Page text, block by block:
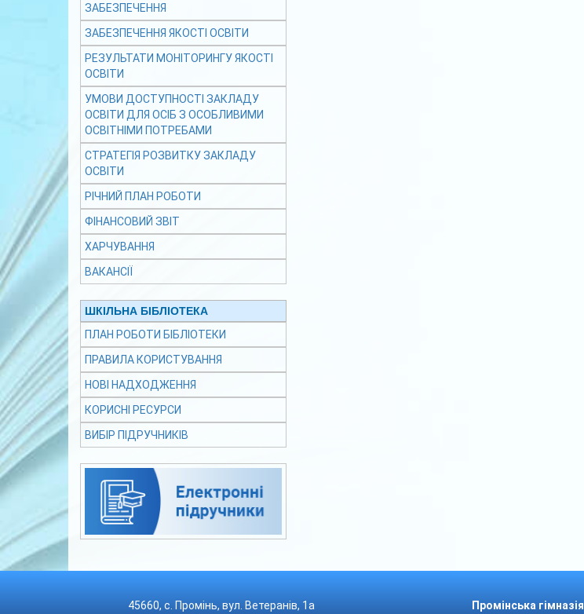
ЗАБЕЗПЕЧЕННЯ
ЗАБЕЗПЕЧЕННЯ ЯКОСТІ ОСВІТИ
РЕЗУЛЬТАТИ МОНІТОРИНГУ ЯКОСТІ
ОСВІТИ
УМОВИ ДОСТУПНОСТІ ЗАКЛАДУ
ОСВІТИ ДЛЯ ОСІБ З ОСОБЛИВИМИ
ОСВІТНІМИ ПОТРЕБАМИ
СТРАТЕГІЯ РОЗВИТКУ ЗАКЛАДУ
ОСВІТИ
РІЧНИЙ ПЛАН РОБОТИ
ФІНАНСОВИЙ ЗВІТ
ХАРЧУВАННЯ
ВАКАНСІЇ
ШКІЛЬНА БІБЛІОТЕКА
ПЛАН РОБОТИ БІБЛІОТЕКИ
ПРАВИЛА КОРИСТУВАННЯ
НОВІ НАДХОДЖЕННЯ
КОРИСНІ РЕСУРСИ
ВИБІР ПІДРУЧНИКІВ
45660, с. Промінь, вул. Ветеранів, 1а
Промінcька гімназія